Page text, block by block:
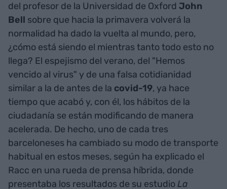
del profesor de la Universidad de Oxford John
Bell sobre que hacia la primavera volverá la
normalidad ha dado la vuelta al mundo, pero,
¿cómo está siendo el mientras tanto todo esto no
llega? El espejismo del verano, del "Hemos
vencido al virus" y de una falsa cotidianidad
similar a la de antes de la covid-19, ya hace
tiempo que acabó y, con él, los hábitos de la
ciudadanía se están modificando de manera
acelerada. De hecho, uno de cada tres
barceloneses ha cambiado su modo de transporte
habitual en estos meses, según ha explicado el
Racc en una rueda de prensa híbrida, donde
presentaba los resultados de su estudioLa